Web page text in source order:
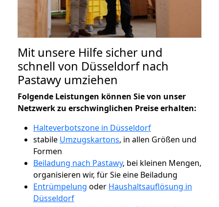
Mit unsere Hilfe sicher und
schnell von Düsseldorf nach
Pastawy umziehen
Folgende Leistungen können Sie von unser
Netzwerk zu erschwinglichen Preise erhalten:
Halteverbotszone in Düsseldorf
stabile Umzugskartons, in allen Größen und
Formen
Beiladung nach Pastawy, bei kleinen Mengen,
organisieren wir, für Sie eine Beiladung
Entrümpelung oder Haushaltsauflösung in
Düsseldorf